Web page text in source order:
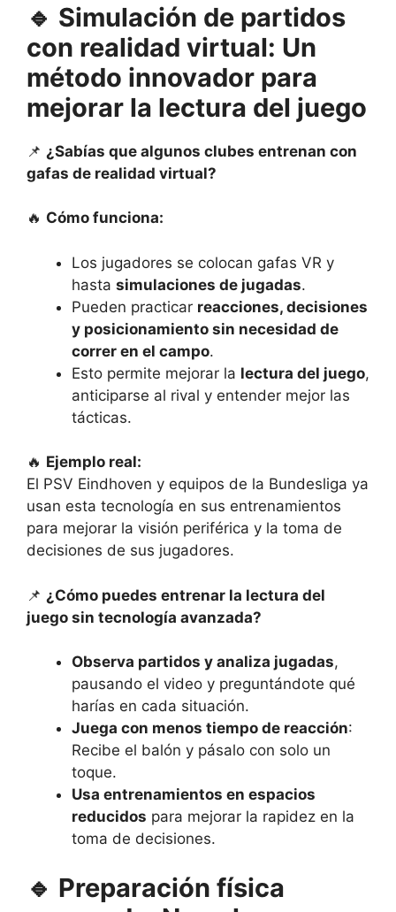
🔹 Simulación de partidos
con realidad virtual: Un
método innovador para
mejorar la lectura del juego
📌 ¿Sabías que algunos clubes entrenan con
gafas de realidad virtual?
🔥 Cómo funciona:
Los jugadores se colocan gafas VR y
hasta simulaciones de jugadas.
Pueden practicar reacciones, decisiones
y posicionamiento sin necesidad de
correr en el campo.
Esto permite mejorar la lectura del juego,
anticiparse al rival y entender mejor las
tácticas.
🔥 Ejemplo real:
El PSV Eindhoven y equipos de la Bundesliga ya
usan esta tecnología en sus entrenamientos
para mejorar la visión periférica y la toma de
decisiones de sus jugadores.
📌 ¿Cómo puedes entrenar la lectura del
juego sin tecnología avanzada?
Observa partidos y analiza jugadas,
pausando el video y preguntándote qué
harías en cada situación.
Juega con menos tiempo de reacción:
Recibe el balón y pásalo con solo un
toque.
Usa entrenamientos en espacios
reducidos para mejorar la rapidez en la
toma de decisiones.
🔹 Preparación física